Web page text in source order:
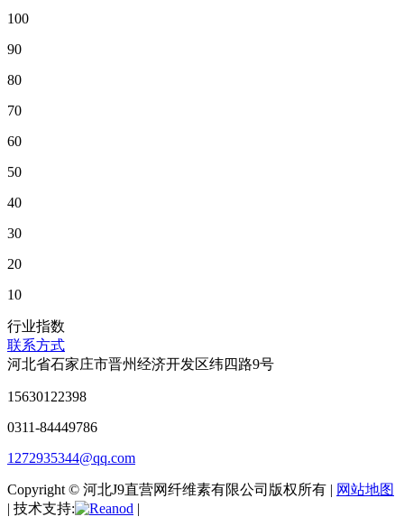
100
90
80
70
60
50
40
30
20
10
行业指数
联系方式
河北省石家庄市晋州经济开发区纬四路9号
15630122398
0311-84449786
1272935344@qq.com
Copyright © 河北J9直营网纤维素有限公司版权所有 | 网站地图
| 技术支持:
|